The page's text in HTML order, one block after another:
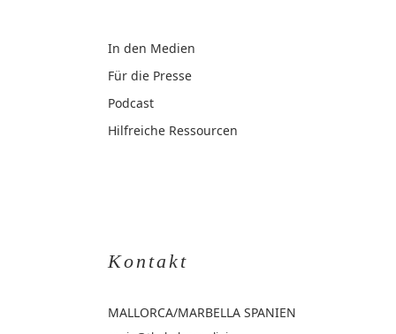
In den Medien
Für die Presse
Podcast
Hilfreiche Ressourcen
Kontakt
MALLORCA/MARBELLA SPANIEN